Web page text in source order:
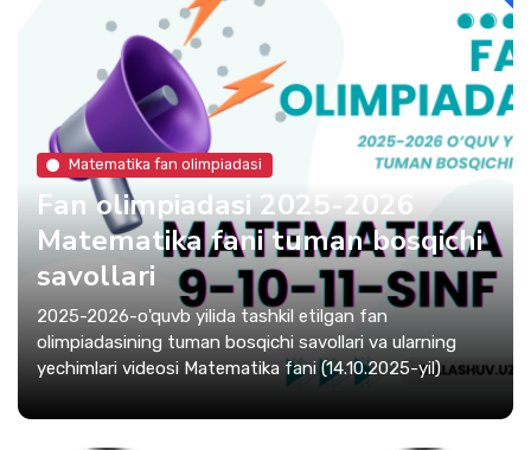
Matematika fan olimpiadasi
Fan olimpiadasi 2025-2026
Matematika fani tuman bosqichi
savollari
2025-2026-o'quvb yilida tashkil etilgan fan
olimpiadasining tuman bosqichi savollari va ularning
yechimlari videosi Matematika fani (14.10.2025-yil)